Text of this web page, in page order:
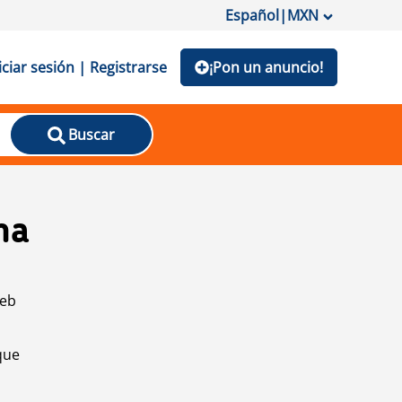
Español|MXN
sesión | Registrarse ¡Pon un anuncio!
Buscar